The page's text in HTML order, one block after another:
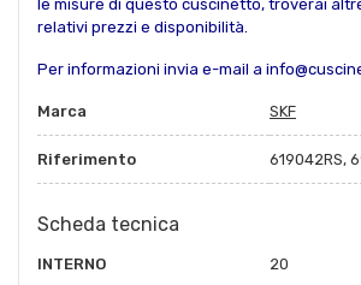
le misure di questo cuscinetto, troverai
relativi prezzi e disponibilità.
Per informazioni invia e-mail a
Marca SKF
Riferimento 619042RS,
Scheda tecnica
INTERNO 20